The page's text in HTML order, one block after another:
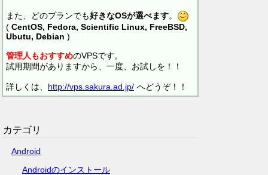
また、どのプランでも好きなOSが選べます。
( CentOS, Fedora, Scientific Linux, FreeBSD,
Ubutu, Debian )
管理人もおすすめのVPSです。
試用期間がありますから、一度、お試しを！！
詳しくは、 http://vps.sakura.ad.jp/ へどうぞ！！
カテゴリ
Android
Androidのインストール